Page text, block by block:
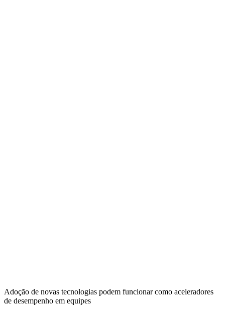
Adoção de novas tecnologias podem funcionar como aceleradores
de desempenho em equipes